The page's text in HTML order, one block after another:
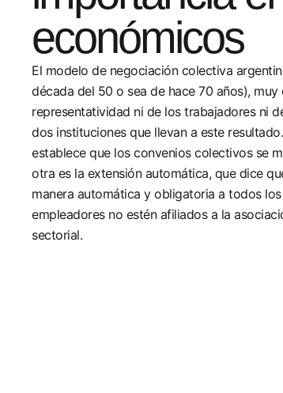
económicos
El modelo de negociación colectiva
década del 50 o sea de hace 70 años),
representatividad ni de los trabajadores ni
dos instituciones que llevan a este
establece que los convenios colectivos se
otra es la extensión automática, que dice
manera automática y obligatoria a todos
empleadores no estén afiliados a la
sectorial.